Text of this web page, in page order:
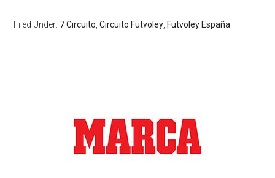
Filed Under: 7 Circuito ,Circuito Futvoley Futvoley España